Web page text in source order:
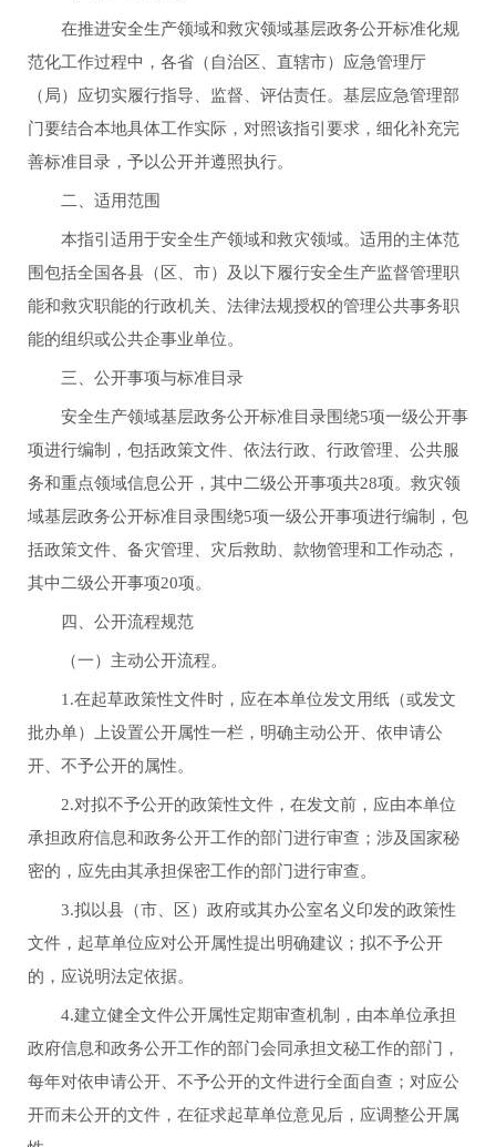
在推进安全生产领域和救灾领域基层政务公开标准化规
范化工作过程中，各省（自治区、直辖市）应急管理厅
（局）应切实履行指导、监督、评估责任。基层应急管理部
门要结合本地具体工作实际，对照该指引要求，细化补充完
善标准目录，予以公开并遵照执行。
二、适用范围
本指引适用于安全生产领域和救灾领域。适用的主体范
围包括全国各县（区、市）及以下履行安全生产监督管理职
能和救灾职能的行政机关、法律法规授权的管理公共事务职
能的组织或公共企事业单位。
三、公开事项与标准目录
安全生产领域基层政务公开标准目录围绕5项一级公开事
项进行编制，包括政策文件、依法行政、行政管理、公共服
务和重点领域信息公开，其中二级公开事项共28项。救灾领
域基层政务公开标准目录围绕5项一级公开事项进行编制，包
括政策文件、备灾管理、灾后救助、款物管理和工作动态，
其中二级公开事项20项。
四、公开流程规范
（一）主动公开流程。
1.在起草政策性文件时，应在本单位发文用纸（或发文
批办单）上设置公开属性一栏，明确主动公开、依申请公
开、不予公开的属性。
2.对拟不予公开的政策性文件，在发文前，应由本单位
承担政府信息和政务公开工作的部门进行审查；涉及国家秘
密的，应先由其承担保密工作的部门进行审查。
3.拟以县（市、区）政府或其办公室名义印发的政策性
文件，起草单位应对公开属性提出明确建议；拟不予公开
的，应说明法定依据。
4.建立健全文件公开属性定期审查机制，由本单位承担
政府信息和政务公开工作的部门会同承担文秘工作的部门，
每年对依申请公开、不予公开的文件进行全面自查；对应公
开而未公开的文件，在征求起草单位意见后，应调整公开属